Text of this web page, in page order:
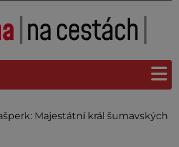
Majestátní král šumavských